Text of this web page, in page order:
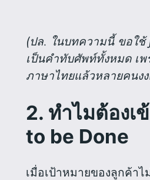
(ปล. ในบทความนี้ ขอใช้
เป็นคำทับศัพท์ทั้งหมด เพ
ภาษาไทยแล้วหลายคนง
2. ทำไมต้องเ
to be Done
เมื่อเป้าหมายของลูกค้าไ